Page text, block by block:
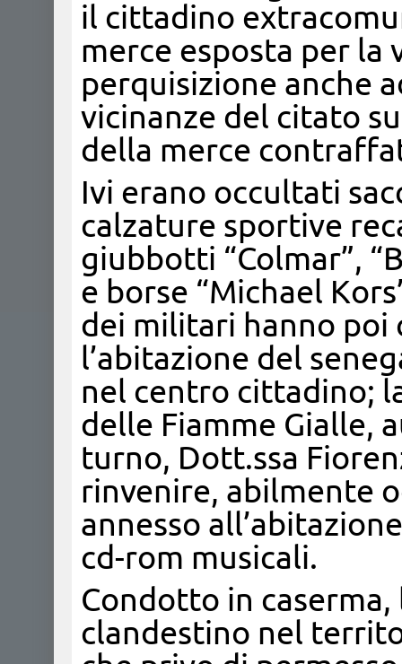
il cittadino
merce esposta per
perquisizione anche
vicinanze del citato
della merce
Ivi erano occultati
calzature sportive
giubbotti “Colmar”,
e borse “Michael
dei militari hanno
l’abitazione del
nel centro cittadino;
delle Fiamme Gialle,
turno, Dott.ssa
rinvenire, abilmente
annesso
cd-rom musicali.
Condotto in
clandestino nel